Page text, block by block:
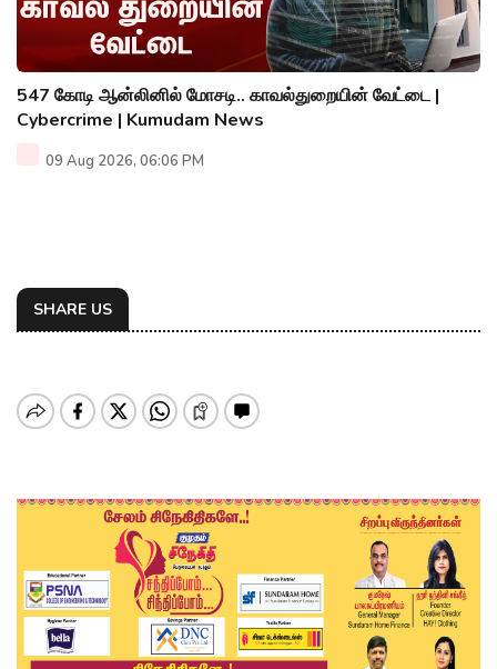
547 கோடி ஆன்லினில் மோசடி.. காவல்துறையின் வேட்டை |
Cybercrime | Kumudam News
09 Aug 2026, 06:06 PM
SHARE US